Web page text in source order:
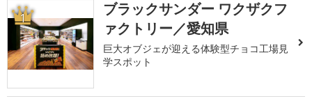
1
ブラックサンダー ワクザクフ
ァクトリー／愛知県
巨大オブジェが迎える体験型チョコ工場見
学スポット